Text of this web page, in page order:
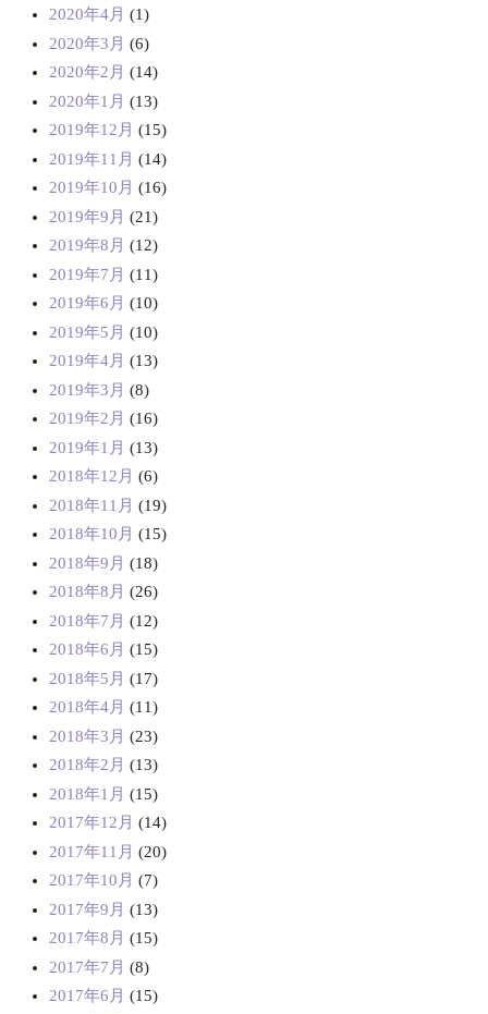
2020年4月 (1)
2020年3月 (6)
2020年2月 (14)
2020年1月 (13)
2019年12月 (15)
2019年11月 (14)
2019年10月 (16)
2019年9月 (21)
2019年8月 (12)
2019年7月 (11)
2019年6月 (10)
2019年5月 (10)
2019年4月 (13)
2019年3月 (8)
2019年2月 (16)
2019年1月 (13)
2018年12月 (6)
2018年11月 (19)
2018年10月 (15)
2018年9月 (18)
2018年8月 (26)
2018年7月 (12)
2018年6月 (15)
2018年5月 (17)
2018年4月 (11)
2018年3月 (23)
2018年2月 (13)
2018年1月 (15)
2017年12月 (14)
2017年11月 (20)
2017年10月 (7)
2017年9月 (13)
2017年8月 (15)
2017年7月 (8)
2017年6月 (15)